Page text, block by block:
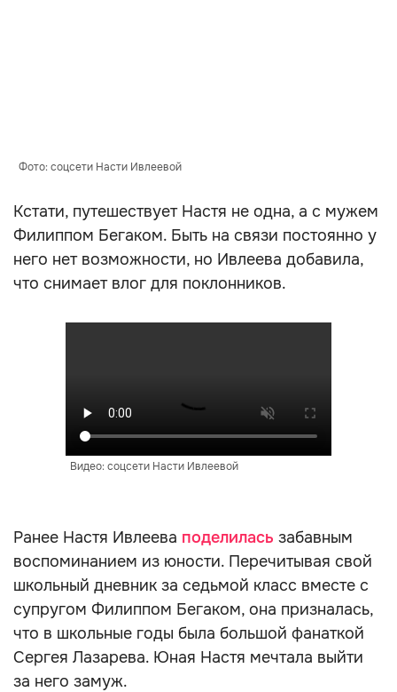
Фото: соцсети Насти Ивлеевой
Кстати, путешествует Настя не одна, а с мужем
Филиппом Бегаком. Быть на связи постоянно у
него нет возможности, но Ивлеева добавила,
что снимает влог для поклонников.
Видео: соцсети Насти Ивлеевой
Ранее Настя Ивлеева поделилась забавным
воспоминанием из юности. Перечитывая свой
школьный дневник за седьмой класс вместе с
супругом Филиппом Бегаком, она призналась,
что в школьные годы была большой фанаткой
Сергея Лазарева. Юная Настя мечтала выйти
за него замуж.